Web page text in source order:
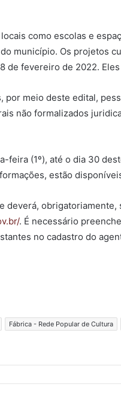
como escolas e
município. Os projetos
de fevereiro de 2022.
meio deste edital,
não formalizados
feira (1º), até o dia 30
estão
deverá,
. É necessário
no cadastro do
Fábrica - Rede Popular de Cultura